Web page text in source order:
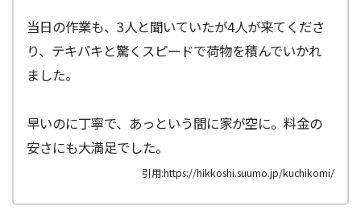
当日の作業も、3人と聞いていたが4人が来てくださ
り、テキパキと驚くスピードで荷物を積んでいかれ
ました。
早いのに丁寧で、あっという間に家が空に。料金の
安さにも大満足でした。
引用:https://hikkoshi.suumo.jp/kuchikomi/